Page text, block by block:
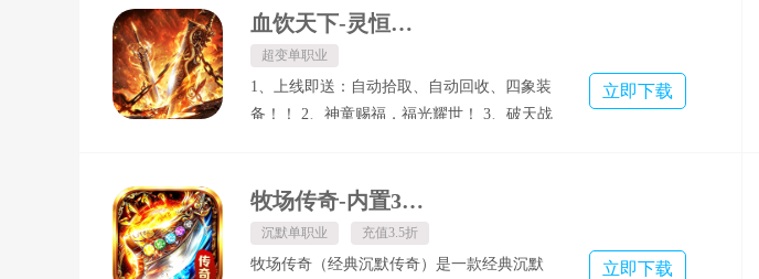
能抽奖，大量经验、货币，跟有稀有称号、
光环、时装免费领取 【实付回收】 所有实物
任意怪物均有爆出，轻松白嫖灵符，白嫖累
充 【单职业沉默专属】 低消费、高爆率、画
血饮天下-灵恒踏雪免费版
超变单职业
1、上线即送：自动拾取、自动回收、四象装
备！！ 2、神童赐福，福光耀世！ 3、破天战
影神匿！ 7、王者沙城，无限荣耀，帝道争
锋，融雪恒生！
立即下载
牧场传奇-内置3折经典沉默传奇
沉默单职业 充值3.5折
牧场传奇（经典沉默传奇）是一款经典沉默
立即下载